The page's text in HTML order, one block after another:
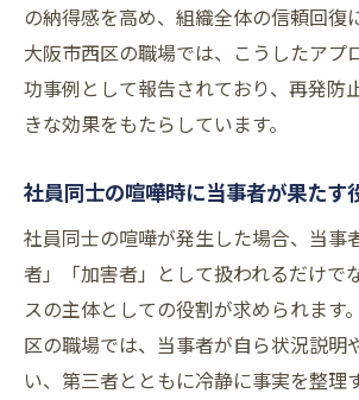
当事者が冷静に判断するた
管理職が活用すべき当事者
従業員間トラブルを防ぐ当
パワハラ防止に役立つ当事者視点
当事者の立場を活かしたパワ
従業員同士のパワハラを防
当事者から見た職場でのパ
当事者意識で取り組むハラ
の納得感を高め、組織全体の信頼回復
大阪市西区の職場では、こうしたアプ
功事例として報告されており、再発防
きな効果をもたらしています。
社員同士の喧嘩時に当事者が果たす
社員同士の喧嘩が発生した場合、当事
者」「加害者」として扱われるだけで
スの主体としての役割が求められます
区の職場では、当事者が自ら状況説明
い、第三者とともに冷静に事実を整理